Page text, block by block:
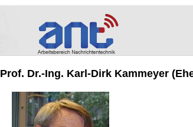
Prof. Dr.-Ing. Karl-Dirk Kammeyer